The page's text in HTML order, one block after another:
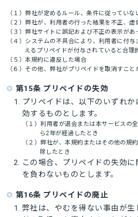
（１）弊社が定めるルール、条件に従っていな
（２）弊社が、利用者の行った結果を不正、
（３）弊社サイトに誤記および不正の表示があ
（４）システムの不具合により、利用者に付
えるプリペイドが付与されていると合理
（５）本規約に違反した場合
（６）その他、弊社がプリペイドを取消すこ
第15条 プリペイドの失効
プリペイドは、以下のいずれ
効するものとします。
（１）利用者が退会または本サービスの
ら2年が経過したとき
（２）弊社が、本規約またはその他の規
除したとき
この場合、プリペイドの失効
を負わないものとします。
第16条 プリペイドの廃止
弊社は、やむを得ない事由が生